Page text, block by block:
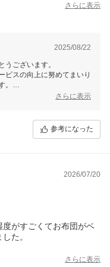
、少しだけ中途半端感
のシュガーグレーズっ
すのこのねじ止めに布
方が楽かもしれませ
布に穴をあけてから、
さらに表示
2025/08/22
うございます。
ビスの向上に努めてまいり
。
とうございました。さらに表示
参考になった
2026/07/20
度がすごくてお布団がベ
た。
さらに表示